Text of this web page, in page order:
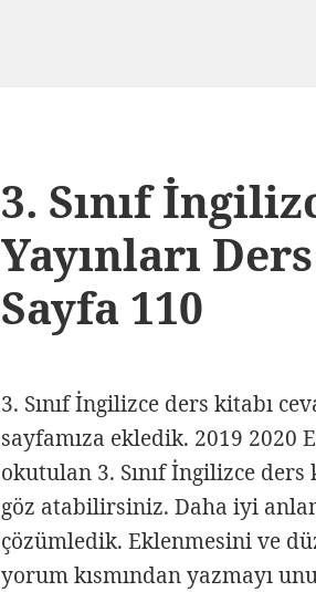
3. Sınıf
Yayınları
Sayfa 110
3. Sınıf İngilizce ders kitabı
sayfamıza ekledik. 2019 2020
okutulan 3. Sınıf İngilizce
göz atabilirsiniz. Daha iyi
çözümledik. Eklenmesini ve
yorum kısmından yazmayı